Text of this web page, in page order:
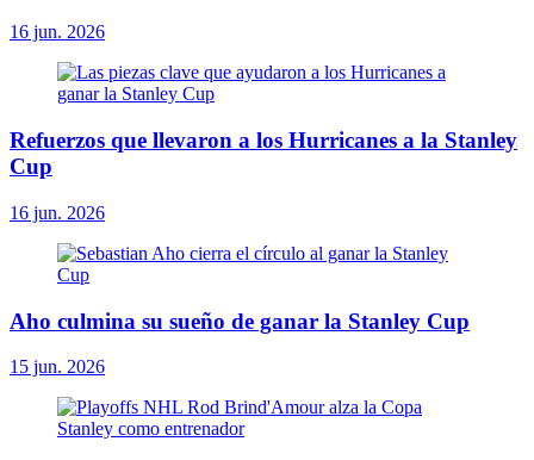
16 jun. 2026
Refuerzos que llevaron a los Hurricanes a la Stanley
Cup
16 jun. 2026
Aho culmina su sueño de ganar la Stanley Cup
15 jun. 2026